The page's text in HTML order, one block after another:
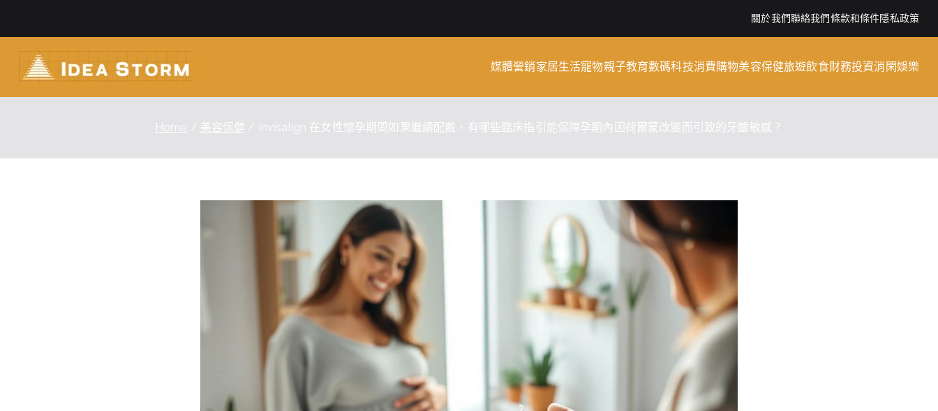
content
關於我們聯絡我們條款和條件隱私政策
媒體營銷家居生活寵物親子教育數碼科技消費購物美容保健旅遊飲食財務投資消閑娛樂
Home 美容保健 Invisalign 在女性懷孕期間如果繼續配戴，有哪些臨床指引能保障孕期內因荷爾蒙改變而引致的牙齦敏感？